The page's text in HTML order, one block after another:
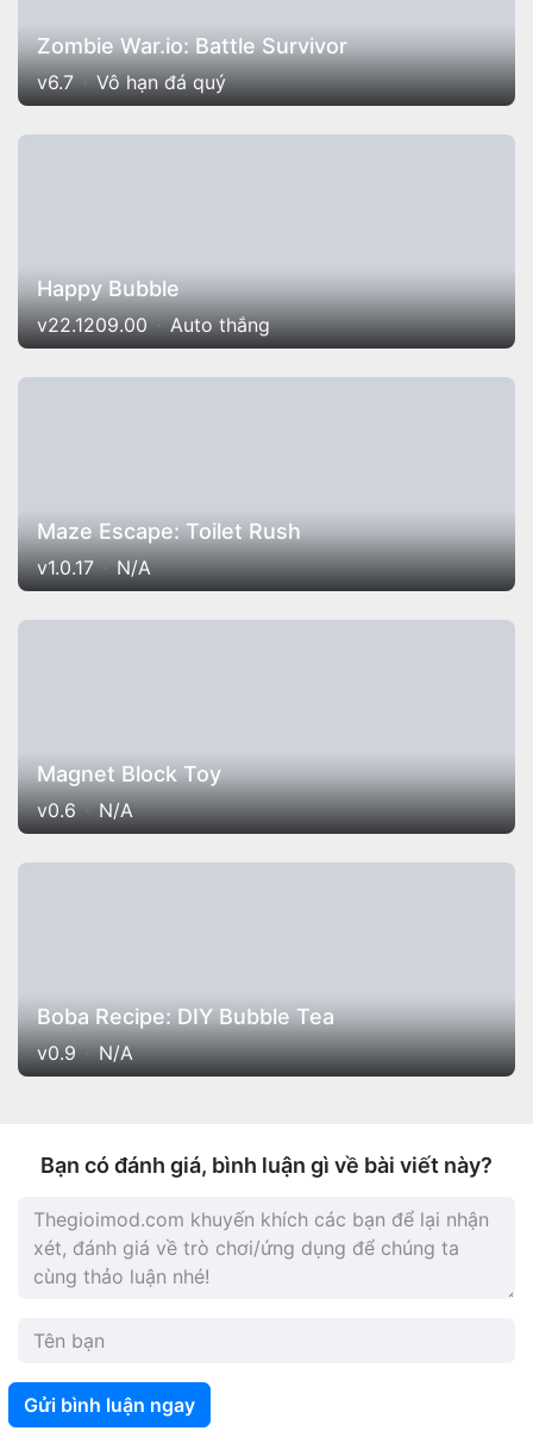
Zombie War.io: Battle Survivor
v6.7 Vô hạn đá quý
Happy Bubble
v22.1209.00 Auto thắng
Maze Escape: Toilet Rush
v1.0.17 N/A
Magnet Block Toy
v0.6 N/A
Boba Recipe: DIY Bubble Tea
v0.9 N/A
Bạn có đánh giá, bình luận gì về bài viết này?
Gửi bình luận ngay